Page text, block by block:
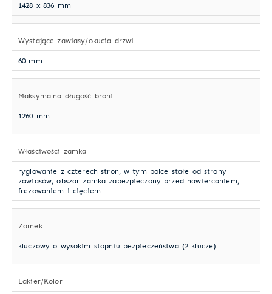
1428 x 836 mm
Wystające zawiasy/okucia drzwi
60 mm
Maksymalna długość broni
1260 mm
Właściwości zamka
ryglowanie z czterech stron, w tym bolce stałe od strony
zawiasów, obszar zamka zabezpieczony przed nawiercaniem,
frezowaniem i cięciem
Zamek
kluczowy o wysokim stopniu bezpieczeństwa (2 klucze)
Lakier/Kolor